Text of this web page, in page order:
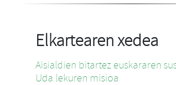
Elkartearen xedea
Aisialdien bitartez euskararen
Uda lekuren misioa